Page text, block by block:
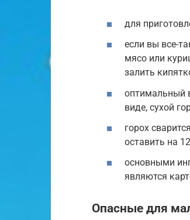
для
если вы все-
мясо или
залить
оптимальный
виде, сухой
горох
оставить на
основными
являются
Опасные для